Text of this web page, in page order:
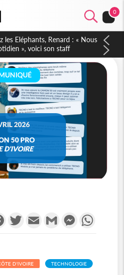
0
de l'Indépendance, les Forces
leur puissance et
la Nation
2026
50 PRO
D'IVOIRE
FacebookTwitterEmail Gmail Messenger
D'IVOIRE TECHNOLOGIE